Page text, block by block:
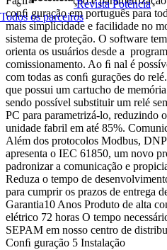
Revista Potência
Todos os parceiros
conﬁ guração em português para
mais simplicidade e facilidade no
sistema de proteção. O software
orienta os usuários desde a
comissionamento. Ao ﬁ nal é
com todas as conﬁ gurações do
que possui um cartucho de
sendo possível substituir um relé
PC para parametrizá-lo, reduzindo
unidade fabril em até 85%.
Além dos protocolos Modbus,
apresenta o IEC 61850, um novo
padronizar a comunicação e
Reduza o tempo de
para cumprir os prazos de entrega
Garantia10 Anos Produto de alta
elétrico 72 horas O tempo
SEPAM em nosso centro de
Conﬁ guração 5 Instalação